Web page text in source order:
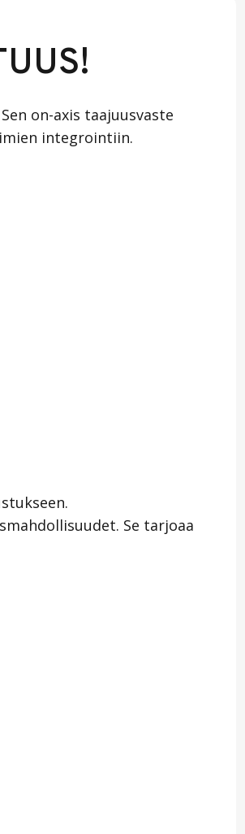
on-axis taajuusvaste
integrointiin.
Se tarjoaa